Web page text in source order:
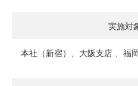
実施対
本社（新宿）、大阪支店 、福